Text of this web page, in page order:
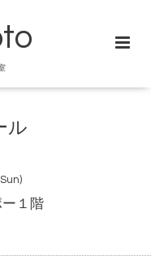
ル
１階